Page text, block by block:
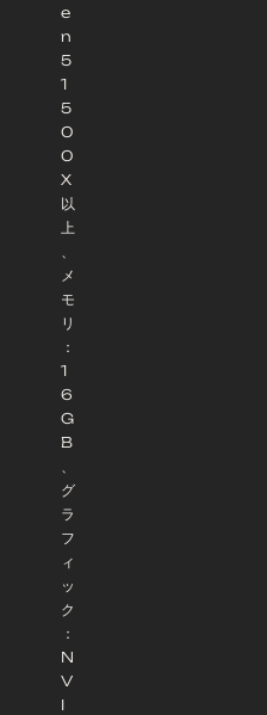
e
n
5
1
5
0
0
X
以
上
メ
モ
リ
：
1
6
G
B
グ
ラ
フ
ィ
ッ
ク
：
N
V
I